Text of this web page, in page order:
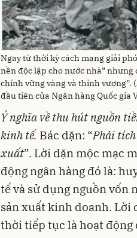
Ngay từ thời kỳ cách mạng giải
nền độc lập cho nước nhà”
chính vững vàng và thịnh vượng”.
đầu tiên của Ngân hàng Quốc gia
Ý nghĩa về thu hút nguồn
kinh tế. Bác dặn: “Phải
xuất”. Lời dặn mộc mạc
động ngân hàng đó là:
tế và sử dụng nguồn vốn
sản xuất kinh doanh. Lời
thời tiếp tục là hoạt động